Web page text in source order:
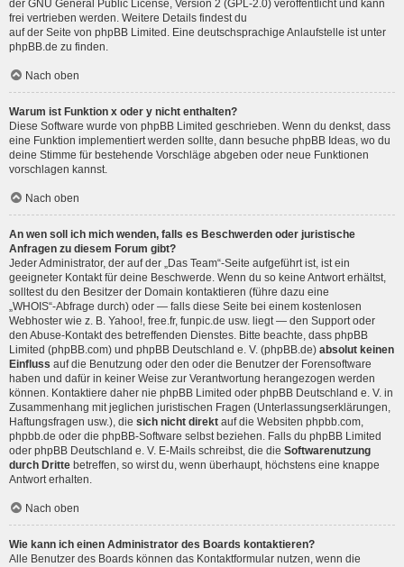
der GNU General Public License, Version 2 (GPL-2.0) veröffentlicht und kann
frei vertrieben werden. Weitere Details findest du
auf der Seite von phpBB Limited . Eine deutschsprachige Anlaufstelle ist unter
phpBB.de zu finden.
Nach oben
Warum ist Funktion x oder y nicht enthalten?
Diese Software wurde von phpBB Limited geschrieben. Wenn du denkst, dass
eine Funktion implementiert werden sollte, dann besuche phpBB Ideas, wo du
deine Stimme für bestehende Vorschläge abgeben oder neue Funktionen
vorschlagen kannst.
Nach oben
An wen soll ich mich wenden, falls es Beschwerden oder juristische
Anfragen zu diesem Forum gibt?
Jeder Administrator, der auf der „Das Team“-Seite aufgeführt ist, ist ein
geeigneter Kontakt für deine Beschwerde. Wenn du so keine Antwort erhältst,
solltest du den Besitzer der Domain kontaktieren (führe dazu eine
„WHOIS“-Abfrage durch) oder — falls diese Seite bei einem kostenlosen
Webhoster wie z. B. Yahoo!, free.fr, funpic.de usw. liegt — den Support oder
den Abuse-Kontakt des betreffenden Dienstes. Bitte beachte, dass phpBB
Limited (phpBB.com) und phpBB Deutschland e. V. (phpBB.de) absolut keinen
Einfluss auf die Benutzung oder den oder die Benutzer der Forensoftware
haben und dafür in keiner Weise zur Verantwortung herangezogen werden
können. Kontaktiere daher nie phpBB Limited oder phpBB Deutschland e. V. in
Zusammenhang mit jeglichen juristischen Fragen (Unterlassungserklärungen,
Haftungsfragen usw.), die sich nicht direkt auf die Websiten phpbb.com,
phpbb.de oder die phpBB-Software selbst beziehen. Falls du phpBB Limited
oder phpBB Deutschland e. V. E-Mails schreibst, die die Softwarenutzung
durch Dritte betreffen, so wirst du, wenn überhaupt, höchstens eine knappe
Antwort erhalten.
Nach oben
Wie kann ich einen Administrator des Boards kontaktieren?
Alle Benutzer des Boards können das Kontaktformular nutzen, wenn die